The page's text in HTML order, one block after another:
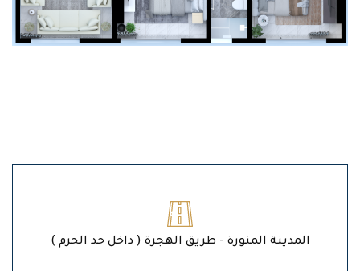
المدينة المنورة - طريق الهجرة ( داخل حد الحرم )